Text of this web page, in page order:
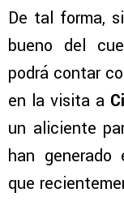
De tal forma, si
bueno del
podrá contar
en la visita a
un aliciente
han
que